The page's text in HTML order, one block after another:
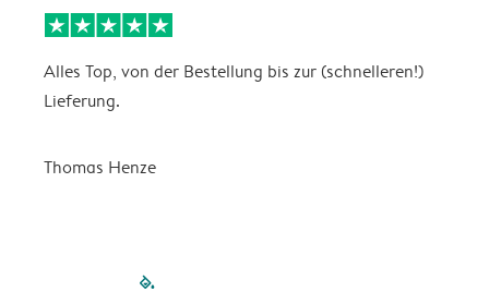
Alles Top, von der Bestellung bis zur (schnelleren!)
Lieferung.
Thomas Henze
filled-pagination